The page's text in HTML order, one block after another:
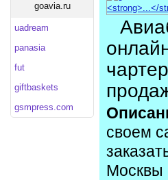
goavia.ru
uadream
panasia
fut
giftbaskets
gsmpress.com
своем
Москвы